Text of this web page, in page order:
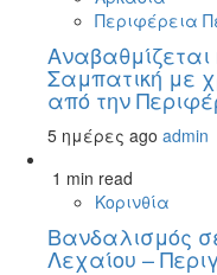
Περιφέρεια
Σαμπατική με
από την
5 ημέρες ago admin
1 min read
Κορινθία
Βανδαλισμός
Λεχαίου –